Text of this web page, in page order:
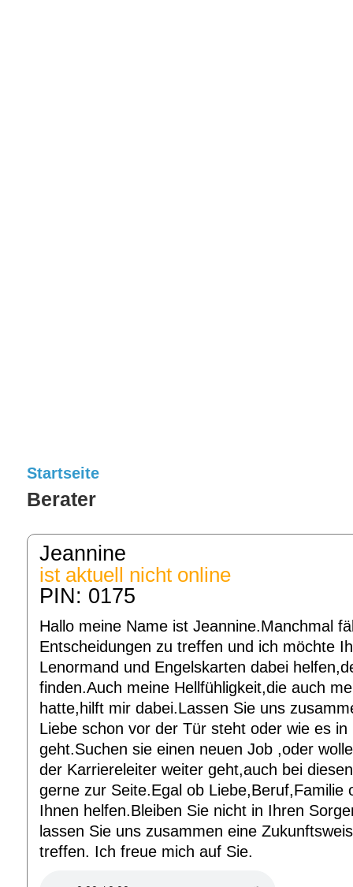
Startseite
Berater
Jeannine
ist aktuell nicht online
PIN: 0175
Hallo meine Name ist Jeannine.Manchmal
Entscheidungen zu treffen und ich möchte
Lenormand und Engelskarten dabei
finden.Auch meine Hellfühligkeit,die auch
hatte,hilft mir dabei.Lassen Sie uns
Liebe schon vor der Tür steht oder wie es
geht.Suchen sie einen neuen Job ,oder
der Karriereleiter weiter geht,auch bei
gerne zur Seite.Egal ob Liebe,Beruf,Familie
Ihnen helfen.Bleiben Sie nicht in Ihren
lassen Sie uns zusammen eine
treffen. Ich freue mich auf Sie.